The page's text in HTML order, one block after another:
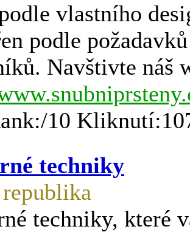
vlastního
podle
Navštivte náš
10
techniky
techniky, které